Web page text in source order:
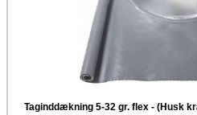
Taginddækning 5-32 gr. flex - (Husk